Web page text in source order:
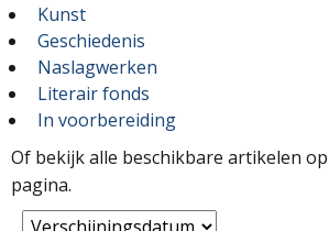
Kunst
Geschiedenis
Naslagwerken
Literair fonds
In voorbereiding
Of bekijk alle beschikbare artikelen
pagina.